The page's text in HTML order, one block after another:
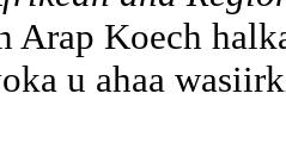
Arap Koech
u ahaa